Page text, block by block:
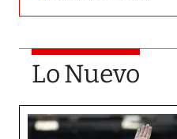
Lo Nuevo